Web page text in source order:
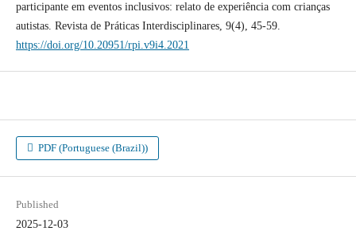
participante em eventos inclusivos: relato de experiência com crianças
autistas. Revista de Práticas Interdisciplinares, 9(4), 45-59.
https://doi.org/10.20951/rpi.v9i4.2021
PDF (Portuguese (Brazil))
Published
2025-12-03